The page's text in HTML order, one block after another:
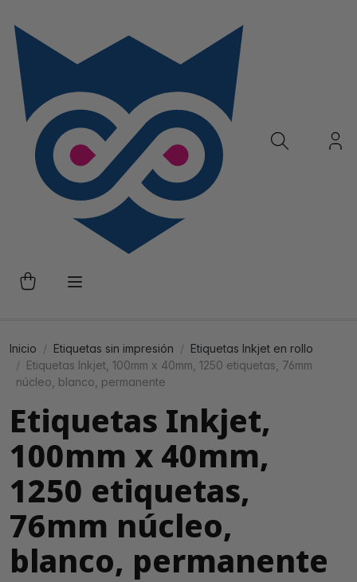
Inicio Etiquetas sin impresión
Etiquetas Inkjet en rollo
Etiquetas Inkjet, 100mm x 40mm, 1250 etiquetas, 76mm
núcleo, blanco, permanente
Etiquetas Inkjet,
100mm x 40mm,
1250 etiquetas,
76mm núcleo,
blanco, permanente